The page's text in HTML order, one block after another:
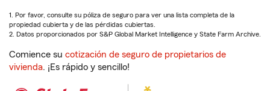
1. Por favor, consulte su póliza de seguro para ver una lista completa de la
propiedad cubierta y de las pérdidas cubiertas.
2. Datos proporcionados por S&P Global Market Intelligence y State Farm Archive.
Comience su cotización de seguro de propietarios de
vivienda. ¡Es rápido y sencillo!